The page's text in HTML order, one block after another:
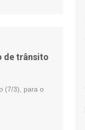
de trânsito
(7/3), para o